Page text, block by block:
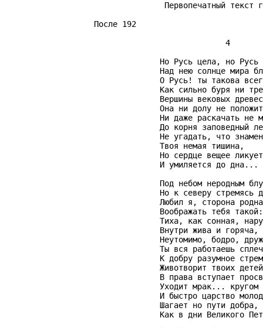
Первопечатный текст
         После 192
                                     4
Но Русь цела, но Русь
Над нею солнце мира
О Русь! ты такова
Как сильно буря ни
Вершины вековых
Она ни долу не
Ни даже раскачать не
До корня заповедный
Не угадать, что
                       Твоя немая тишина,
                       Но сердце вещее ликует
                       И умиляется до дна...
Под небом неродным
Но к северу стремясь
Любил я, сторона
                       Воображать тебя такой:
Тиха, как сонная,
                       Внутри жива и горяча,
Неутомимо, бодро,
Ты вся работаешь
К добру разумное
Животворит твоих
В права вступает
Уходит мрак... кругом
И быстро царство
                       Шагает но пути добра,
Как в дни Великого